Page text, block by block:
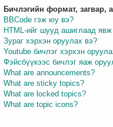
Бичлэгийн формат, загвар,
BBCode гэж юу вэ?
HTML-ийг шууд ашиглаад
Зураг хэрхэн оруулах вэ?
Youtube бичлэг хэрхэн
Фэйсбүүкээс бичлэг яаж
What are announcements?
What are sticky topics?
What are locked topics?
What are topic icons?